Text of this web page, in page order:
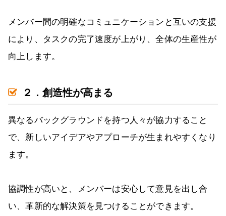
メンバー間の明確なコミュニケーションと互いの支援
により、タスクの完了速度が上がり、全体の生産性が
向上します。
２．創造性が高まる
異なるバックグラウンドを持つ人々が協力すること
で、新しいアイデアやアプローチが生まれやすくなり
ます。
協調性が高いと、メンバーは安心して意見を出し合
い、革新的な解決策を見つけることができます。